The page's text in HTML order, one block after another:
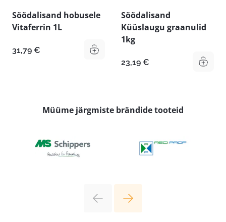
Söödalisand hobusele
Vitaferrin 1L
31,79 €
Söödalisand
Küüslaugu graanulid
1kg
23,19 €
Müüme järgmiste brändide tooteid